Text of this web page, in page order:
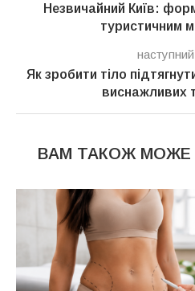
Незвичайний Київ:
туристичним
Як зробити тіло
виснажливих
ВАМ ТАКОЖ МОЖЕ